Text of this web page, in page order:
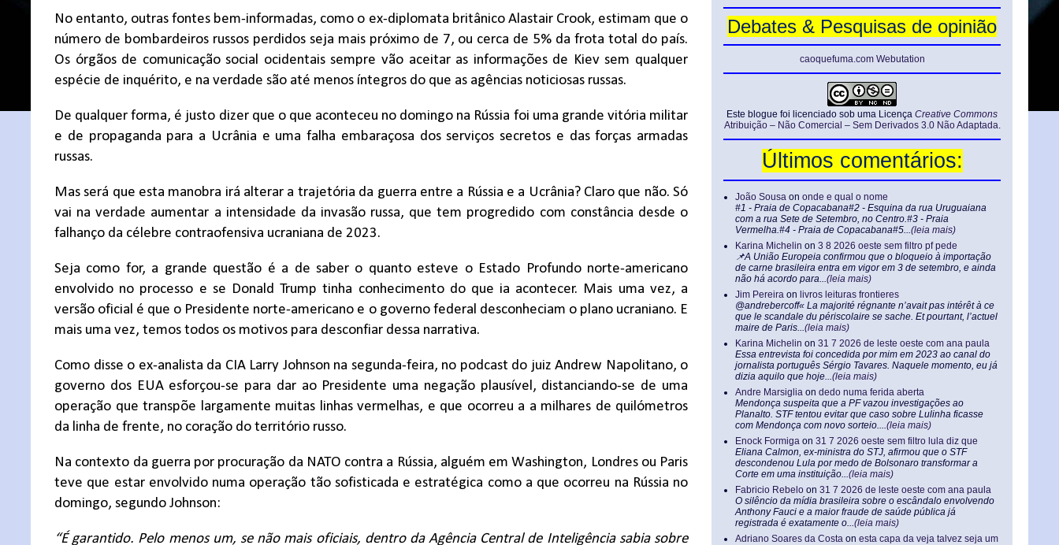
No entanto, outras fontes bem-informadas, como o ex-diplomata britânico Alastair Crook, estimam que o
número de bombardeiros russos perdidos seja mais próximo de 7, ou cerca de 5% da frota total do país.
Os órgãos de comunicação social ocidentais sempre vão aceitar as informações de Kiev sem qualquer
espécie de inquérito, e na verdade são até menos íntegros do que as agências noticiosas russas.
De qualquer forma, é justo dizer que o que aconteceu no domingo na Rússia foi uma grande vitória militar
e de propaganda para a Ucrânia e uma falha embaraçosa dos serviços secretos e das forças armadas
russas.
Mas será que esta manobra irá alterar a trajetória da guerra entre a Rússia e a Ucrânia? Claro que não. Só
vai na verdade aumentar a intensidade da invasão russa, que tem progredido com constância desde o
falhanço da célebre contraofensiva ucraniana de 2023.
Seja como for, a grande questão é a de saber o quanto esteve o Estado Profundo norte-americano
envolvido no processo e se Donald Trump tinha conhecimento do que ia acontecer. Mais uma vez, a
versão oficial é que o Presidente norte-americano e o governo federal desconheciam o plano ucraniano. E
mais uma vez, temos todos os motivos para desconfiar dessa narrativa.
Como disse o ex-analista da CIA Larry Johnson na segunda-feira, no podcast do juiz Andrew Napolitano, o
governo dos EUA esforçou-se para dar ao Presidente uma negação plausível, distanciando-se de uma
operação que transpõe largamente muitas linhas vermelhas, e que ocorreu a a milhares de quilómetros
da linha de frente, no coração do território russo.
Na contexto da guerra por procuração da NATO contra a Rússia, alguém em Washington, Londres ou Paris
teve que estar envolvido numa operação tão sofisticada e estratégica como a que ocorreu na Rússia no
domingo, segundo Johnson:
“É garantido. Pelo menos um, se não mais oficiais, dentro da Agência Central de Inteligência sabia sobre
Debates & Pesquisas de opinião
caoquefuma.com Webutation
Este blogue foi licenciado sob uma Licença Creative Commons
Atribuição – Não Comercial – Sem Derivados 3.0 Não Adaptada.
Últimos comentários:
João Sousa on onde e qual o nome
#1 - Praia de Copacabana#2 - Esquina da rua Uruguaiana
com a rua Sete de Setembro, no Centro.#3 - Praia
Vermelha.#4 - Praia de Copacabana#5...(leia mais)
Karina Michelin on 3 8 2026 oeste sem filtro pf pede
📌A União Europeia confirmou que o bloqueio à importação
de carne brasileira entra em vigor em 3 de setembro, e ainda
não há acordo para...(leia mais)
Jim Pereira on livros leituras frontieres
@andrebercoff« La majorité régnante n’avait pas intérêt à ce
que le scandale du périscolaire se sache. Et pourtant, l’actuel
maire de Paris...(leia mais)
Karina Michelin on 31 7 2026 de leste oeste com ana paula
Essa entrevista foi concedida por mim em 2023 ao canal do
jornalista português Sérgio Tavares. Naquele momento, eu já
dizia aquilo que hoje...(leia mais)
Andre Marsiglia on dedo numa ferida aberta
Mendonça suspeita que a PF vazou investigações ao
Planalto. STF tentou evitar que caso sobre Lulinha ficasse
com Mendonça com novo sorteio....(leia mais)
Enock Formiga on 31 7 2026 oeste sem filtro lula diz que
Eliana Calmon, ex-ministra do STJ, afirmou que o STF
descondenou Lula por medo de Bolsonaro transformar a
Corte em uma instituição...(leia mais)
Fabricio Rebelo on 31 7 2026 de leste oeste com ana paula
O silêncio da mídia brasileira sobre o escândalo envolvendo
Anthony Fauci e a maior fraude de saúde pública já
registrada é exatamente o...(leia mais)
Adriano Soares da Costa on esta capa da veja talvez seja um